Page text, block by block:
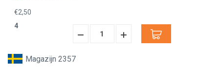
€2,50
4
Hoeveelheid
Hoeveelheid
Magazijn 2357